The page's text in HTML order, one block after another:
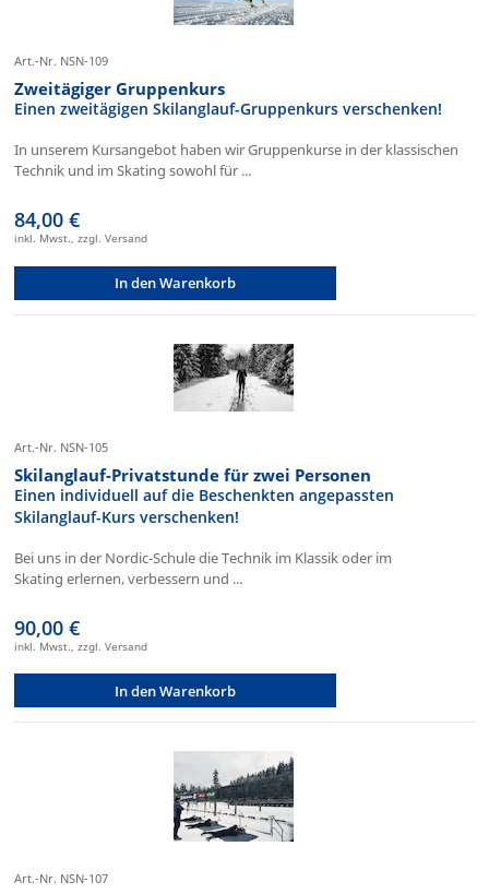
Art.-Nr. NSN-109
Zweitägiger Gruppenkurs
Einen zweitägigen Skilanglauf-Gruppenkurs verschenken!
In unserem Kursangebot haben wir Gruppenkurse in der klassischen
Technik und im Skating sowohl für ...
84,00 €
inkl. Mwst., zzgl. Versand
In den Warenkorb
Art.-Nr. NSN-105
Skilanglauf-Privatstunde für zwei Personen
Einen individuell auf die Beschenkten angepassten
Skilanglauf-Kurs verschenken!
Bei uns in der Nordic-Schule die Technik im Klassik oder im
Skating erlernen, verbessern und ...
90,00 €
inkl. Mwst., zzgl. Versand
In den Warenkorb
Art.-Nr. NSN-107